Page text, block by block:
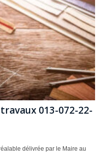
013-072-22-
délivrée par le Maire au